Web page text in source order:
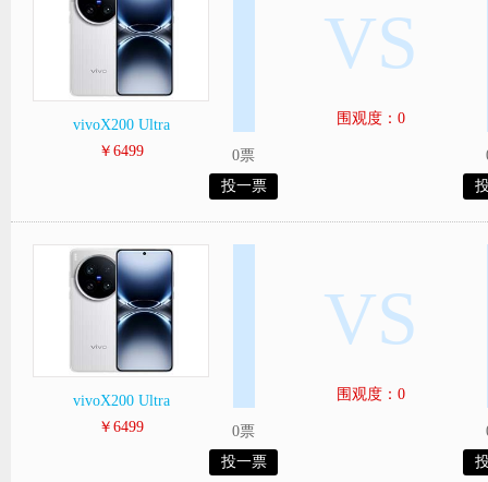
vivoX200 Ultra
￥6499
0票
投一票
VS
围观度：0
vivoX200 Ultra
￥6499
0票
投一票
VS
围观度：0